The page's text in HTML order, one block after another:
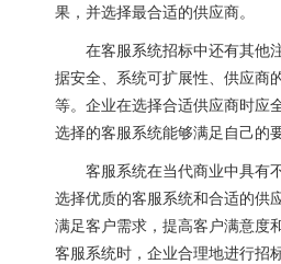
果，并选择最合适的供应商。
在客服系统招标中还有其他
据安全、系统可扩展性、供应商
等。企业在选择合适供应商时应
选择的客服系统能够满足自己的要
客服系统在当代商业中具有
选择优质的客服系统和合适的供
满足客户需求，提高客户满意度
客服系统时，企业合理地进行招